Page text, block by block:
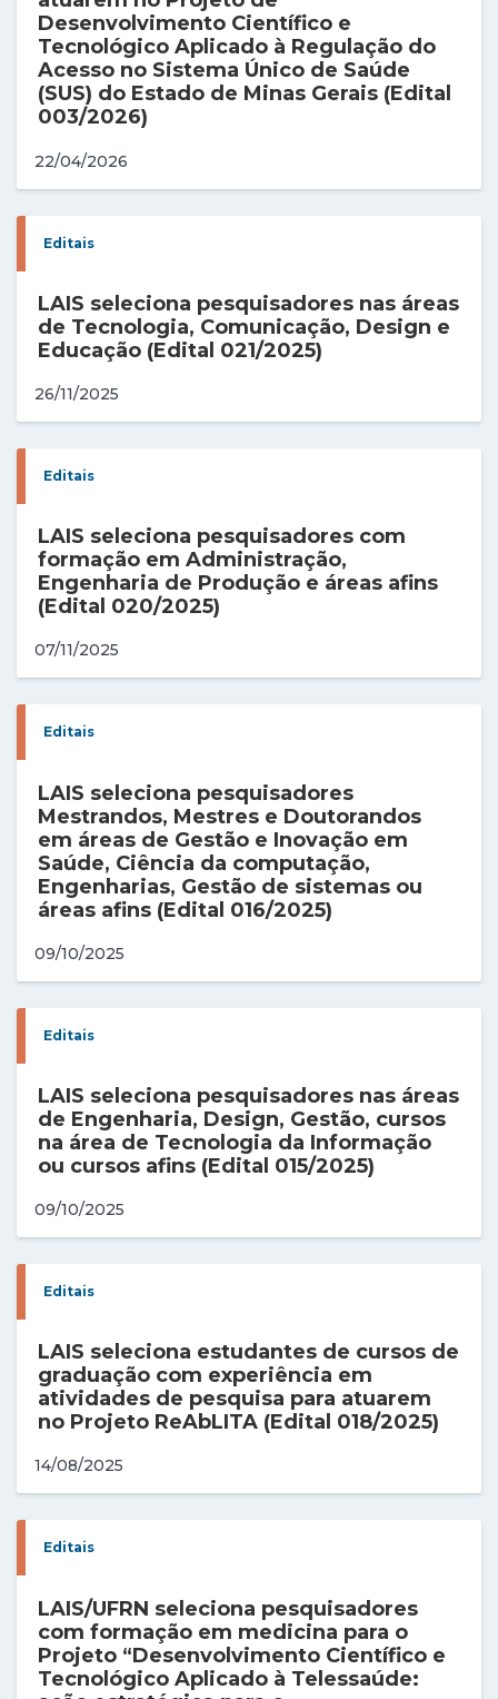
Desenvolvimento Científico e
Tecnológico Aplicado à Regulação do
Acesso no Sistema Único de Saúde
(SUS) do Estado de Minas Gerais (Edital
003/2026)
22/04/2026
Editais
LAIS seleciona pesquisadores nas áreas
de Tecnologia, Comunicação, Design e
Educação (Edital 021/2025)
26/11/2025
Editais
LAIS seleciona pesquisadores com
formação em Administração,
Engenharia de Produção e áreas afins
(Edital 020/2025)
07/11/2025
Editais
LAIS seleciona pesquisadores
Mestrandos, Mestres e Doutorandos
em áreas de Gestão e Inovação em
Saúde, Ciência da computação,
Engenharias, Gestão de sistemas ou
áreas afins (Edital 016/2025)
09/10/2025
Editais
LAIS seleciona pesquisadores nas áreas
de Engenharia, Design, Gestão, cursos
na área de Tecnologia da Informação
ou cursos afins (Edital 015/2025)
09/10/2025
Editais
LAIS seleciona estudantes de cursos de
graduação com experiência em
atividades de pesquisa para atuarem
no Projeto ReAbLITA (Edital 018/2025)
14/08/2025
Editais
LAIS/UFRN seleciona pesquisadores
com formação em medicina para o
Projeto “Desenvolvimento Científico e
Tecnológico Aplicado à Telessaúde: